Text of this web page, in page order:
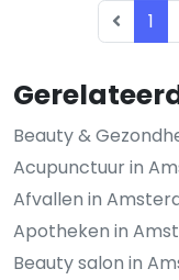
Beauty &
Acupunctuur in
Afvallen in
Apotheken in
Beauty salon in
1